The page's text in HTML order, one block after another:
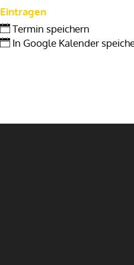
Eintragen
Termin speichern
In Google Kalender